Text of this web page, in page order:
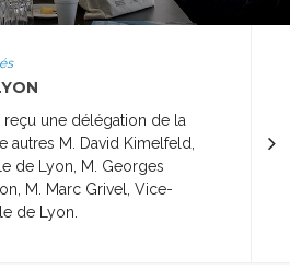
reçu une délégation de la
autres M. David Kimelfeld,
de Lyon, M. Georges
M. Marc Grivel, Vice-
de Lyon.